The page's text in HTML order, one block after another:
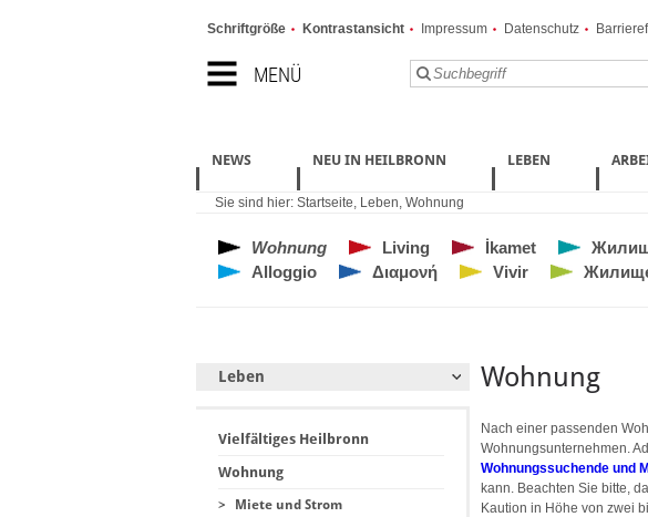
MENÜ
Schriftgröße Kontrastansicht Impressum Datenschutz
NEWS NEU IN HEILBRONN LEBEN
Sie sind hier: Startseite, Leben, Wohnung
Wohnung Living İkamet
Alloggio
Διαμονή Vivir
Leben
Vielfältiges Heilbronn
Wohnung
> Miete und Strom
Wohnung
Nach einer passenden
Wohnungsunternehmen.
Wohnungssuchende und
kann. Beachten Sie bitte,
Kaution in Höhe von zwei